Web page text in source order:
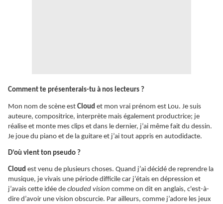
Comment te présenterais-tu à nos lecteurs ?
Mon nom de scène est Cloud et mon vrai prénom est Lou. Je suis
auteure, compositrice, interprète mais également productrice; je
réalise et monte mes clips et dans le dernier, j’ai même fait du dessin.
Je joue du piano et de la guitare et j’ai tout appris en autodidacte.
D’où vient ton pseudo ?
Cloud est venu de plusieurs choses. Quand j’ai décidé de reprendre la
musique, je vivais une période difficile car j’étais en dépression et
j’avais cette idée de clouded vision comme on dit en anglais, c'est-à-
dire d’avoir une vision obscurcie. Par ailleurs, comme j’adore les jeux